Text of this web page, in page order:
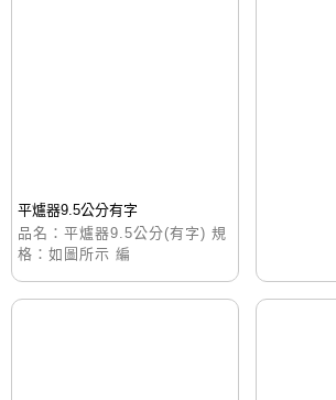
平爐器9.5公分有字
品名：平爐器9.5公分(有字) 規
格：如圖所示 編